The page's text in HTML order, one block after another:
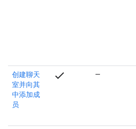
创建聊天
室并向其
中添加成
员
check —